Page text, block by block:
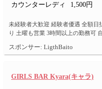
カウンターレディ 1,500円
未経験者大歓迎 経験者優遇 全額
り 土曜も営業 3時間以上の勤務可
スポンサー: LigthBaito
GIRLS BAR Kyara(キャラ)